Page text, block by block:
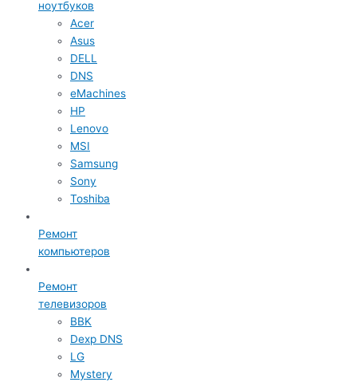
ноутбуков
Acer
Asus
DELL
DNS
eMachines
HP
Lenovo
MSI
Samsung
Sony
Toshiba
Ремонт
компьютеров
Ремонт
телевизоров
BBK
Dexp DNS
LG
Mystery